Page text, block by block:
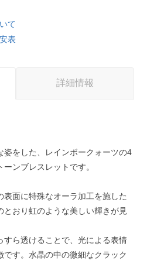
て
表
詳細情報
姿をした、レインボークォーツの4
ンブレスレットです。
表面に特殊なオーラ加工を施した
とおり虹のような美しい輝きが見
すら透けることで、光による表情
す。水晶の中の微細なクラック